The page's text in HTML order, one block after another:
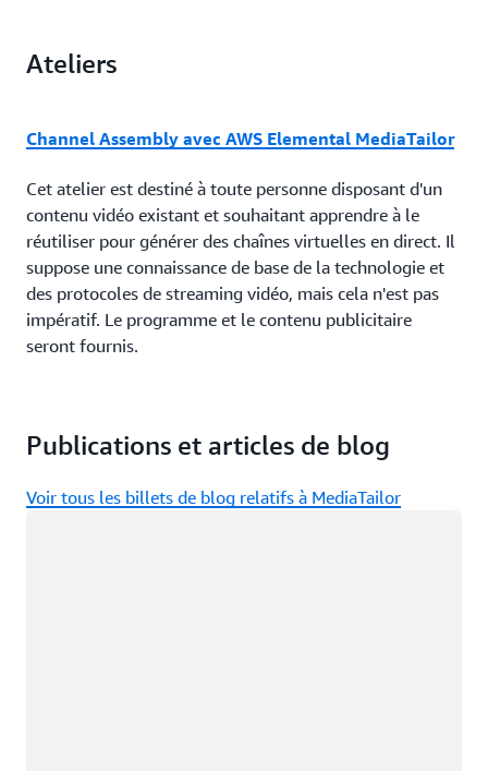
Ateliers
Channel Assembly avec AWS Elemental MediaTailor
Cet atelier est destiné à toute personne disposant d'un
contenu vidéo existant et souhaitant apprendre à le
réutiliser pour générer des chaînes virtuelles en direct. Il
suppose une connaissance de base de la technologie et
des protocoles de streaming vidéo, mais cela n'est pas
impératif. Le programme et le contenu publicitaire
seront fournis.
Publications et articles de blog
Voir tous les billets de blog relatifs à MediaTailor